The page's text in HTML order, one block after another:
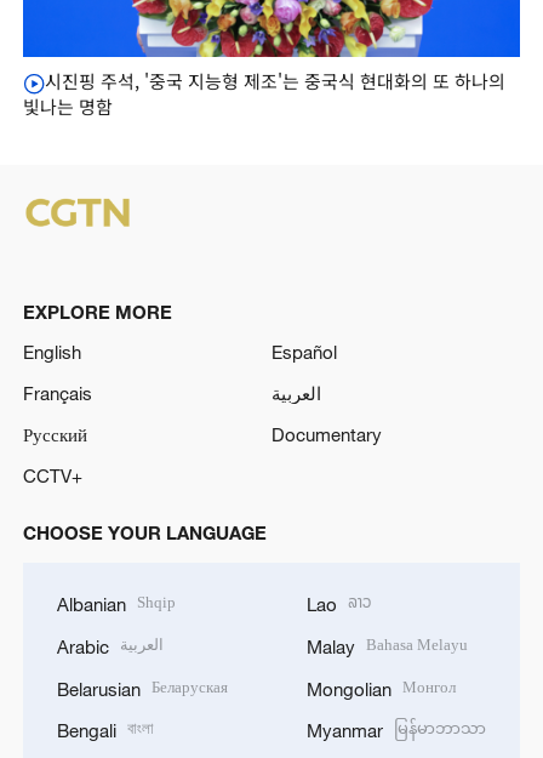
시진핑 주석, '중국 지능형 제조'는 중국식 현대화의 또 하나의
빛나는 명함
EXPLORE MORE
English
Español
Français
العربية
Русский
Documentary
CCTV+
CHOOSE YOUR LANGUAGE
Albanian Shqip
Arabic العربية
Belarusian Беларуская
Bengali বাংলা
Lao ລາວ
Malay Bahasa Melayu
Mongolian Монгол
Myanmar
မြန်မာဘာသာ